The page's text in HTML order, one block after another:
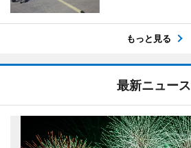
もっと見る
最新ニュース